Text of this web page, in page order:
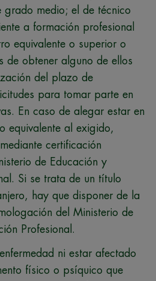
grado medio; el de técnico
a formación profesional
equivalente o superior o
de obtener alguno de ellos
del plazo de
para tomar parte en
En caso de alegar estar en
equivalente al exigido,
certificación
de Educación y
Si se trata de un título
hay que disponer de la
del Ministerio de
Profesional.
ni estar afectado
físico o psíquico que